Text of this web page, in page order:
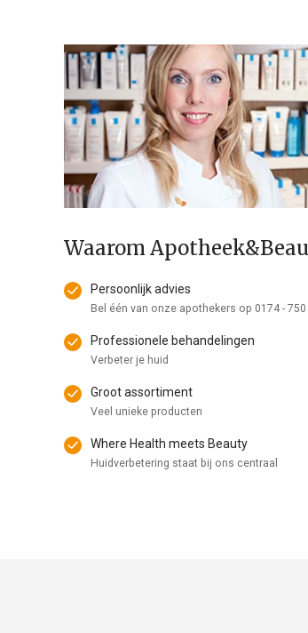
Waarom
Persoonlijk advies
Bel één van onze apothekers op 0174 -
Professionele behandelingen
Verbeter je huid
Groot assortiment
Veel unieke producten
Where Health meets Beauty
Huidverbetering staat bij ons centraal